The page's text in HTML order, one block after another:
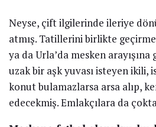
Neyse, çift ilgilerinde ileriye
atmış. Tatillerini birlikte
ya da Urla’da mesken
uzak bir aşk yuvası isteyen ikili,
konut bulamazlarsa arsa alıp,
edecekmiş. Emlakçılara da